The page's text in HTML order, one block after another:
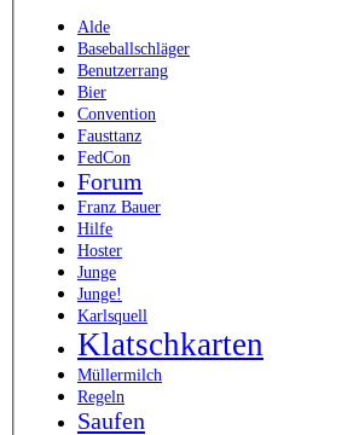
Alde
Baseballschläger
Benutzerrang
Bier
Convention
Fausttanz
FedCon
Forum
Franz Bauer
Hilfe
Hoster
Junge
Junge!
Karlsquell
Klatschkarten
Müllermilch
Regeln
Saufen